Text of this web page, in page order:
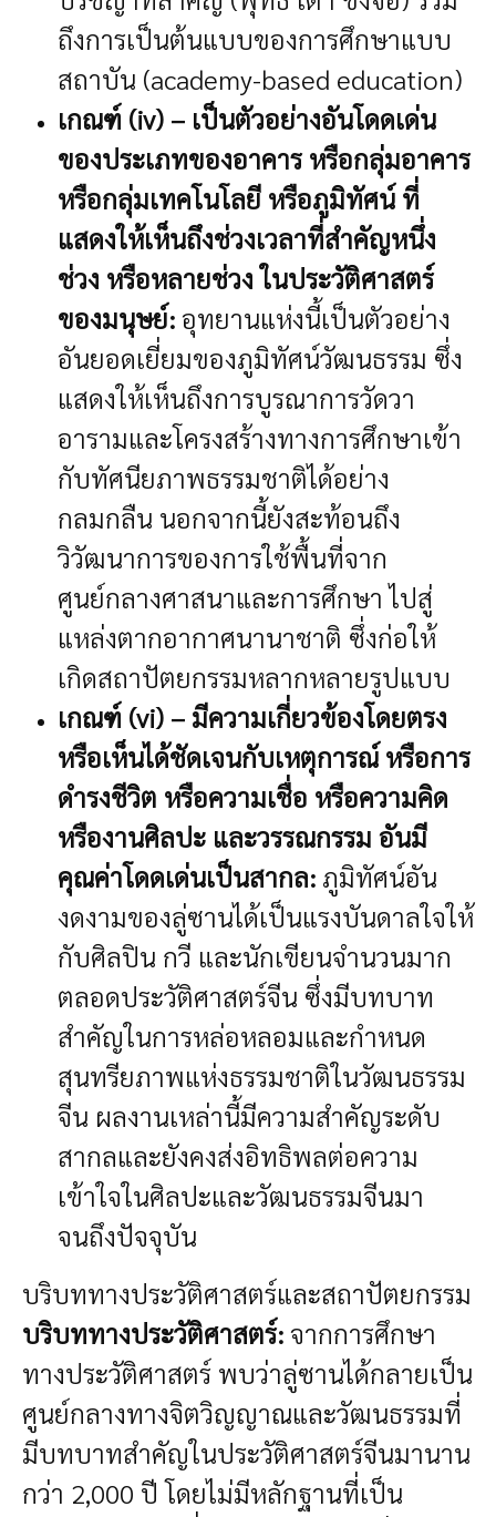
ถึงการเป็นต้นแบบของการศึกษาแบบ
สถาบัน (academy-based education)
เกณฑ์ (iv) – เป็นตัวอย่างอันโดดเด่น
ของประเภทของอาคาร หรือกลุ่มอาคาร
หรือกลุ่มเทคโนโลยี หรือภูมิทัศน์ ที่
แสดงให้เห็นถึงช่วงเวลาที่สำคัญหนึ่ง
ช่วง หรือหลายช่วง ในประวัติศาสตร์
ของมนุษย์:อุทยานแห่งนี้เป็นตัวอย่าง
อันยอดเยี่ยมของภูมิทัศน์วัฒนธรรม ซึ่ง
แสดงให้เห็นถึงการบูรณาการวัดวา
อารามและโครงสร้างทางการศึกษาเข้า
กับทัศนียภาพธรรมชาติได้อย่าง
กลมกลืน นอกจากนี้ยังสะท้อนถึง
วิวัฒนาการของการใช้พื้นที่จาก
ศูนย์กลางศาสนาและการศึกษา ไปสู่
แหล่งตากอากาศนานาชาติ ซึ่งก่อให้
เกิดสถาปัตยกรรมหลากหลายรูปแบบ
เกณฑ์ (vi) – มีความเกี่ยวข้องโดยตรง
หรือเห็นได้ชัดเจนกับเหตุการณ์ หรือการ
ดำรงชีวิต หรือความเชื่อ หรือความคิด
หรืองานศิลปะ และวรรณกรรม อันมี
คุณค่าโดดเด่นเป็นสากล: ภูมิทัศน์อัน
งดงามของลู่ซานได้เป็นแรงบันดาลใจให้
กับศิลปิน กวี และนักเขียนจำนวนมาก
ตลอดประวัติศาสตร์จีน ซึ่งมีบทบาท
สำคัญในการหล่อหลอมและกำหนด
สุนทรียภาพแห่งธรรมชาติในวัฒนธรรม
จีน ผลงานเหล่านี้มีความสำคัญระดับ
สากลและยังคงส่งอิทธิพลต่อความ
เข้าใจในศิลปะและวัฒนธรรมจีนมา
จนถึงปัจจุบัน
บริบททางประวัติศาสตร์และสถาปัตยกรรม
บริบททางประวัติศาสตร์:จากการศึกษา
ทางประวัติศาสตร์ พบว่าลู่ซานได้กลายเป็น
ศูนย์กลางทางจิตวิญญาณและวัฒนธรรมที่
มีบทบาทสำคัญในประวัติศาสตร์จีนมานาน
กว่า 2,000 ปี โดยไม่มีหลักฐานที่เป็น